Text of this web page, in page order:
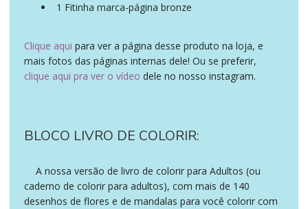
O
preço
original
era:
O
preço
atual
1 Fitinha marca-página bronze
Clique aqui para ver a página desse produto na loja, e
mais fotos das páginas internas dele! Ou se preferir,
clique aqui pra ver o vídeo dele no nosso instagram.
BLOCO LIVRO DE COLORIR:
A nossa versão de livro de colorir para Adultos (ou
caderno de colorir para adultos), com mais de 140
desenhos de flores e de mandalas para você colorir com